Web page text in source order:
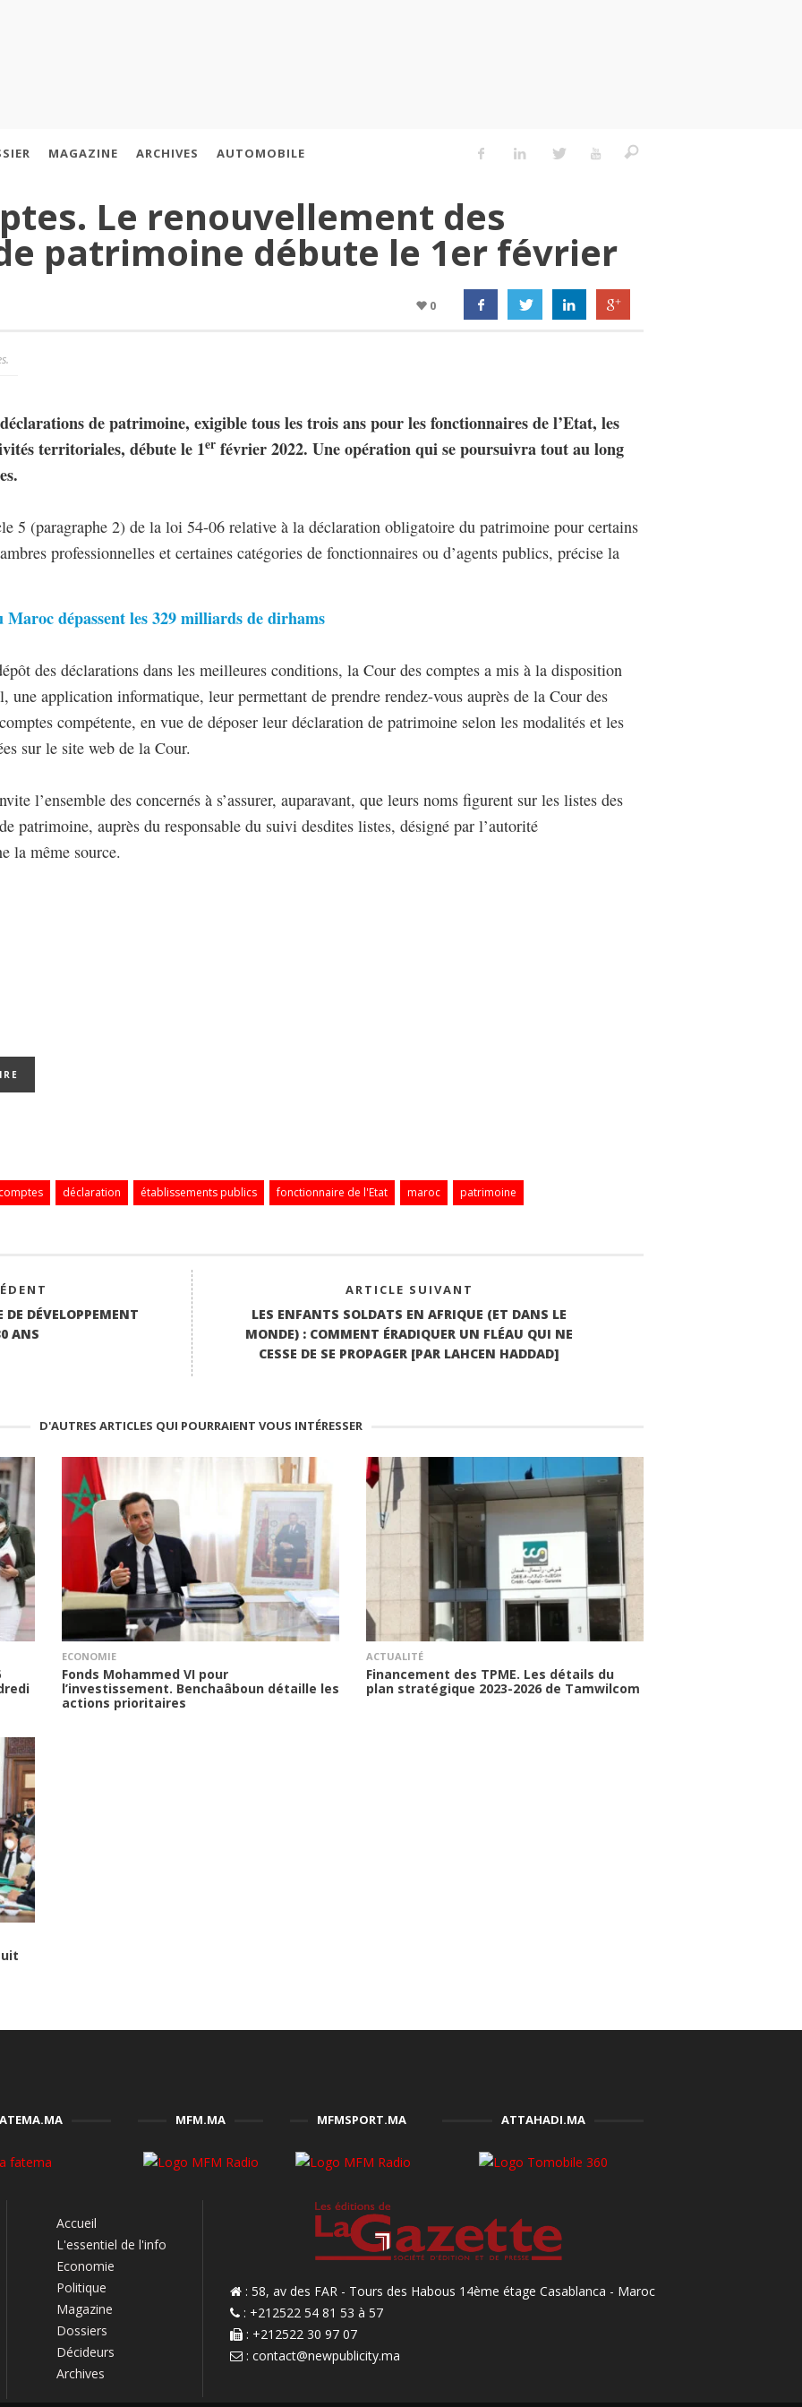
MAGAZINE ARCHIVES AUTOMOBILE
Le renouvellement des
patrimoine débute le 1er février
0
de patrimoine, exigible tous les trois ans pour les fonctionnaires de l’Etat, les
territoriales, débute le 1er février 2022. Une opération qui se poursuivra tout au long
5 (paragraphe 2) de la loi 54-06 relative à la déclaration obligatoire du patrimoine pour certains
professionnelles et certaines catégories de fonctionnaires ou d’agents publics, précise la
Maroc dépassent les 329 milliards de dirhams
des déclarations dans les meilleures conditions, la Cour des comptes a mis à la disposition
une application informatique, leur permettant de prendre rendez-vous auprès de la Cour des
compétente, en vue de déposer leur déclaration de patrimoine selon les modalités et les
sur le site web de la Cour.
l’ensemble des concernés à s’assurer, auparavant, que leurs noms figurent sur les listes des
patrimoine, auprès du responsable du suivi desdites listes, désigné par l’autorité
la même source.
déclaration établissements publics fonctionnaire de l'Etat maroc patrimoine
DE DÉVELOPPEMENT
ANS
ARTICLE SUIVANT
LES ENFANTS SOLDATS EN AFRIQUE (ET DANS LE
MONDE) : COMMENT ÉRADIQUER UN FLÉAU QUI NE
CESSE DE SE PROPAGER [PAR LAHCEN HADDAD]
D'AUTRES ARTICLES QUI POURRAIENT VOUS INTÉRESSER
ECONOMIE
Fonds Mohammed VI pour
l’investissement. Benchaâboun détaille les
actions prioritaires
ACTUALITÉ
Financement des TPME. Les détails du
plan stratégique 2023-2026 de Tamwilcom
MFM.MA MFMSPORT.MA ATTAHADI.MA
Accueil
L'essentiel de l'info
Economie
Politique
Magazine
Dossiers
Décideurs
Archives
: 58, av des FAR - Tours des Habous 14ème étage Casablanca - Maroc
: +212522 54 81 53 à 57
: +212522 30 97 07
: contact@newpublicity.ma